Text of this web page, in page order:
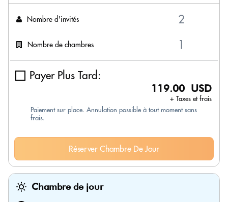
Nombre d'invités
Nombre de chambres
Payer Plus Tard:
119.00 USD
+ Taxes et frais
Paiement sur place. Annulation possible à tout moment sans
frais.
Réserver Chambre De Jour
Chambre de jour